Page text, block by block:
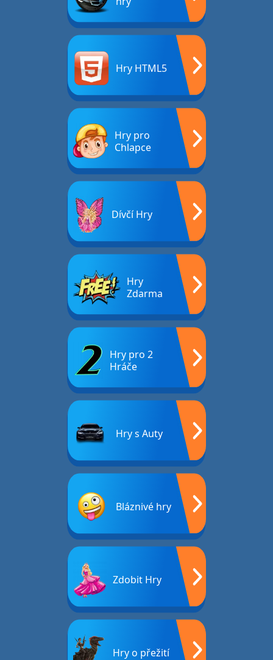
Hry HTML5
Hry pro
Chlapce
Dívčí Hry
Hry
Zdarma
Hry pro 2
Hráče
Hry s Auty
Bláznivé hry
Zdobit Hry
Hry o přežití